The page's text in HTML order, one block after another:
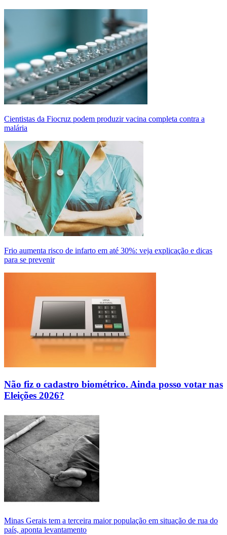
Cientistas da Fiocruz podem produzir vacina completa contra a
malária
Frio aumenta risco de infarto em até 30%: veja explicação e dicas
para se prevenir
Não fiz o cadastro biométrico. Ainda posso votar nas
Eleições 2026?
Minas Gerais tem a terceira maior população em situação de rua do
país, aponta levantamento